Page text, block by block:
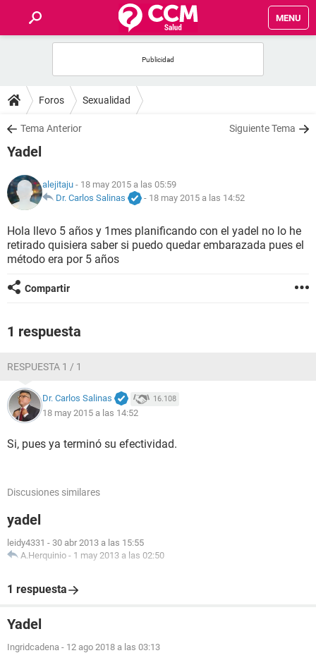
MENU
FOROS
SALUD
NUTRICIÓN
BIENESTAR
Foros Sexualidad
Tema Anterior Siguiente Tema
Yadel
alejitaju - 18 may 2015 a las 05:59
Dr. Carlos Salinas
- 18 may 2015 a las 14:52
Hola llevo 5 años y 1mes planificando con el yadel no lo he
retirado quisiera saber si puedo quedar embarazada pues el
método era por 5 años
Compartir
1 respuesta
RESPUESTA 1 / 1
Dr. Carlos Salinas 16.108
18 may 2015 a las 14:52
Si, pues ya terminó su efectividad.
Discusiones similares
yadel
leidy4331 - 30 abr 2013 a las 15:55
A.Herquinio - 1 may 2013 a las 02:50
1 respuesta
Yadel
Ingridcadena - 12 ago 2018 a las 03:13